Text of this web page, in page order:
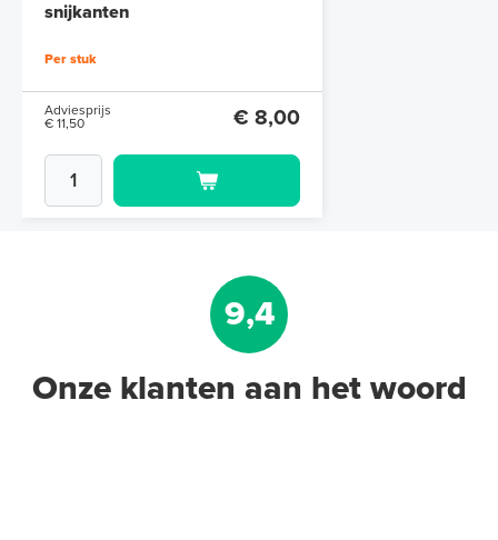
snijkanten
Per stuk
Adviesprijs
€ 11,50
€ 8,00
9,4
Onze klanten aan het woord